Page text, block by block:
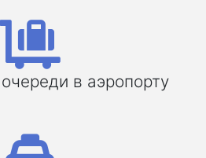
в аэропорту